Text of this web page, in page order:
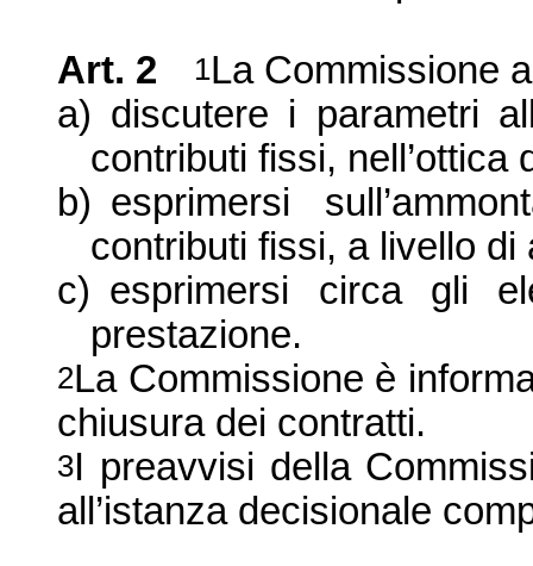
Art. 2 1La Commissione
a) discutere i parametri
contributi fissi,
b) esprimersi
contributi fissi, a livello di
c) esprimersi circa gli
prestazione.
2La Commissione è
chiusura dei contratti.
3I preavvisi della
all’istanza decisionale